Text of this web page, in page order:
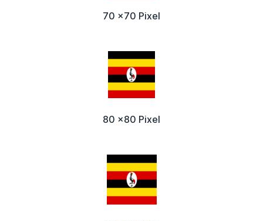
70 x70 Pixel
80 x80 Pixel